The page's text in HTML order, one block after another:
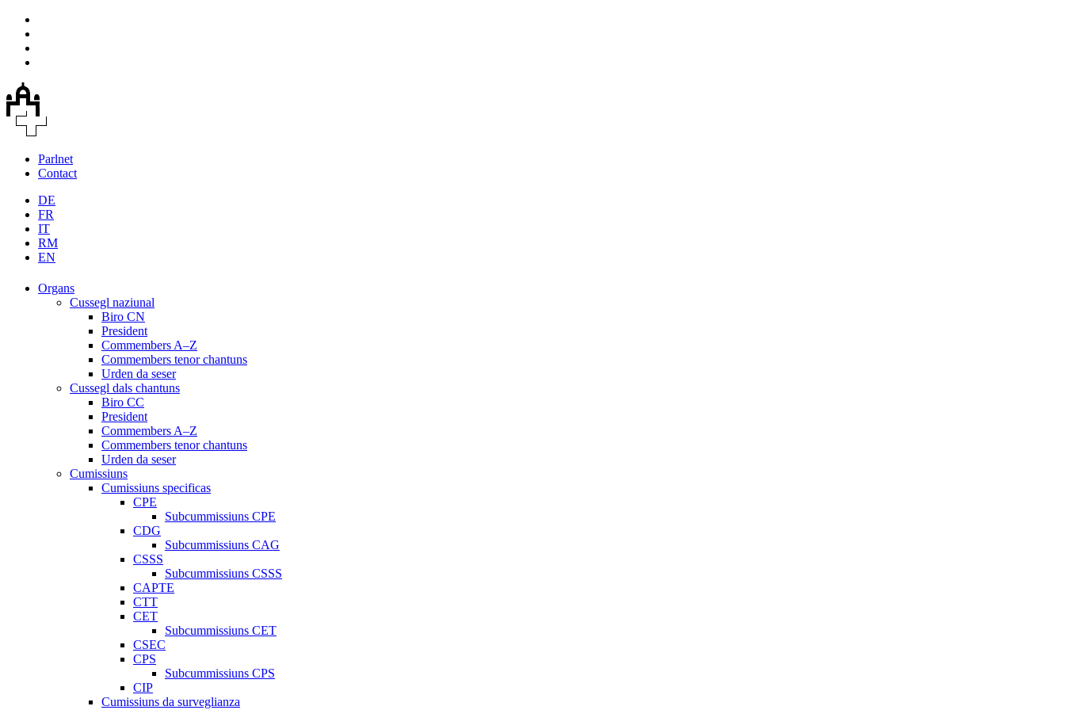
Parlnet
Contact
DE
FR
IT
RM
EN
Organs
Cussegl naziunal
Biro CN
President
Commembers A–Z
Commembers tenor chantuns
Urden da seser
Cussegl dals chantuns
Biro CC
President
Commembers A–Z
Commembers tenor chantuns
Urden da seser
Cumissiuns
Cumissiuns specificas
CPE
Subcummissiuns CPE
CDG
Subcummissiuns CAG
CSSS
Subcummissiuns CSSS
CAPTE
CTT
CET
Subcummissiuns CET
CSEC
CPS
Subcummissiuns CPS
CIP
Cumissiuns da surveglianza